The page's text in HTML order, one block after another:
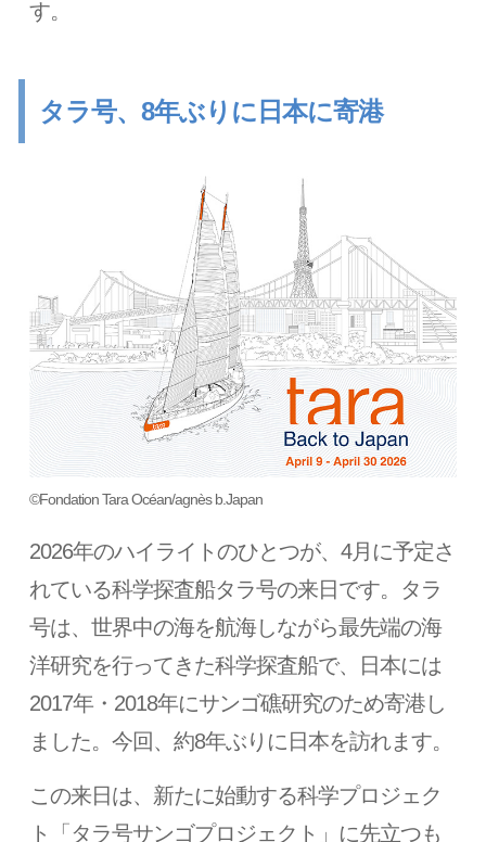
す。
タラ号、8年ぶりに日本に寄港
©Fondation Tara Océan/agnès b.Japan
2026年のハイライトのひとつが、4月に予定さ
れている科学探査船タラ号の来日です。タラ
号は、世界中の海を航海しながら最先端の海
洋研究を行ってきた科学探査船で、日本には
2017年・2018年にサンゴ礁研究のため寄港し
ました。今回、約8年ぶりに日本を訪れます。
この来日は、新たに始動する科学プロジェク
ト「タラ号サンゴプロジェクト」に先立つも